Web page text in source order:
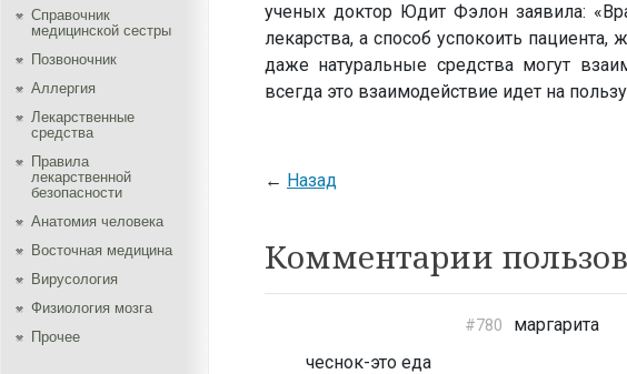
Справочник
медицинской сестры
Позвоночник
Аллергия
Лекарственные
средства
Правила
лекарственной
безопасности
Aнатомия человека
Восточная медицина
Вирусология
Физиология мозга
Прочее
ученых доктор Юдит Фэлон заявила:
лекарства, а способ успокоить
даже натуральные средства могут
всегда это взаимодействие идет на
← Назад
Комментарии
#780 маргарита
чеснок-это еда